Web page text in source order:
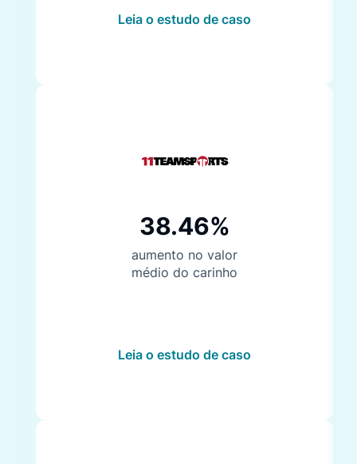
Leia o estudo de caso
38.46%
aumento no valor
médio do carinho
Leia o estudo de caso